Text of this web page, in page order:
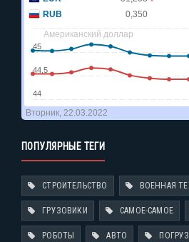
ПОПУЛЯРНЫЕ ТЕГИ
СТРОИТЕЛЬСТВО ВОЕННАЯ
ГРУЗОВИКИ САМОЕ-САМОЕ
РОБОТЫ АВТО